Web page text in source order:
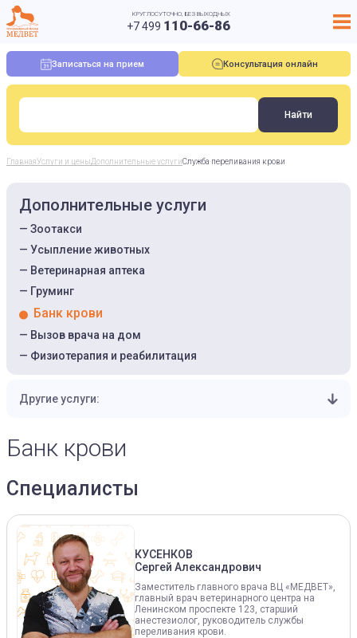
КРУГЛОСУТОЧНО, БЕЗ ВЫХОДНЫХ
+7 499 110-66-86
Записаться на прием Консультация онлайн
ГлавнаяУслуги и ценыДополнительные услугиСлужба переливания крови
Дополнительные услуги
Зоотакси
Усыпление животных
Ветеринарная аптека
Груминг
Банк крови
Вызов врача на дом
Физиотерапия и реабилитация
Другие услуги:
Банк крови
Специалисты
КУСЕНКОВ
Сергей Александрович
Заместитель главного врача ВЦ «МЕДВЕТ»,
главный врач ветеринарного центра на
Ленинском проспекте 123, старший
анестезиолог, руководитель службы
переливания крови.